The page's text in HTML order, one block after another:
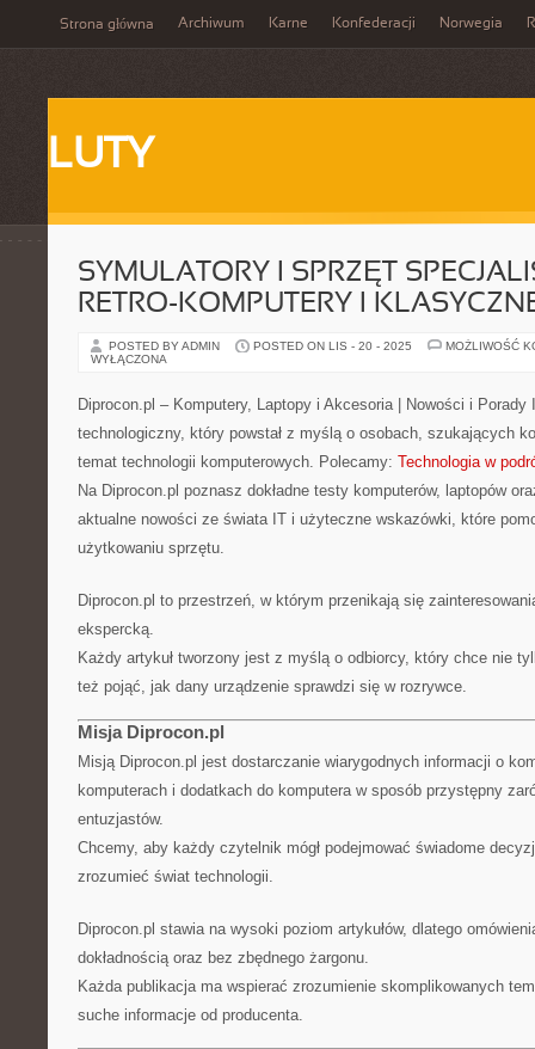
Strona główna Archiwum Karne Konfederacji Norwegia
LUTY
SYMULATORY I SPRZĘT
RETRO-KOMPUTERY I
POSTED BY ADMIN POSTED ON LIS - 20 - 2025
MOŻLIWOŚĆ
WYŁĄCZONA
Diprocon.pl – Komputery, Laptopy i Akcesoria | Nowości i Porady
technologiczny, który powstał z myślą o osobach, szukających
temat technologii komputerowych. Polecamy: Technologia w
Na Diprocon.pl poznasz dokładne testy komputerów, laptopów
aktualne nowości ze świata IT i użyteczne wskazówki, które
użytkowaniu sprzętu.
Diprocon.pl to przestrzeń, w którym przenikają się
ekspercką.
Każdy artykuł tworzony jest z myślą o odbiorcy, który chce nie
też pojąć, jak dany urządzenie sprawdzi się w rozrywce.
Misja Diprocon.pl
Misją Diprocon.pl jest dostarczanie wiarygodnych informacji o
komputerach i dodatkach do komputera w sposób przystępny
entuzjastów.
Chcemy, aby każdy czytelnik mógł podejmować świadome
zrozumieć świat technologii.
Diprocon.pl stawia na wysoki poziom artykułów, dlatego
dokładnością oraz bez zbędnego żargonu.
Każda publikacja ma wspierać zrozumienie skomplikowanych
suche informacje od producenta.